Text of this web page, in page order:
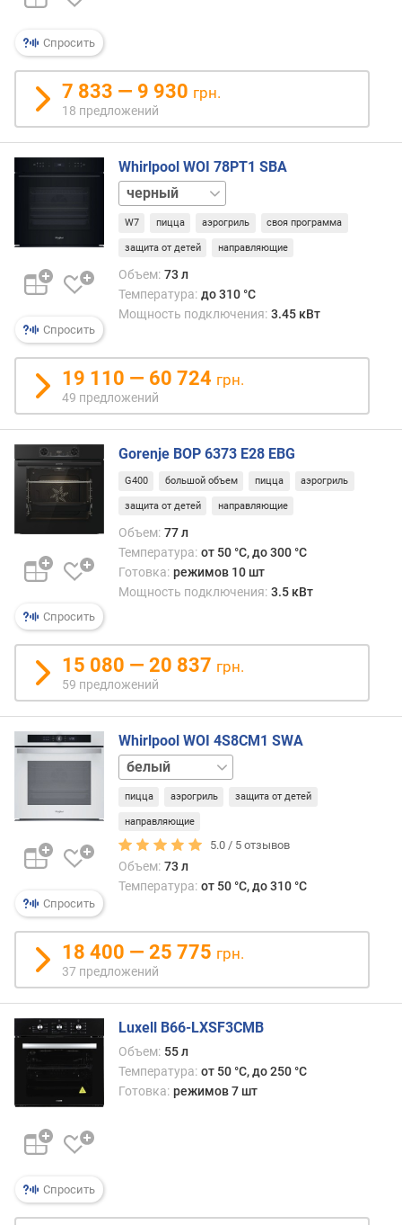
о
р
м
(
ш
т
)
-
в
с
т
к
д
в
е
ц
ы
к
а
с
с
э
н
е
г
о
т
е
е
н
и
я
м
о
щ
с
ь
п
д
к
Спросить
7 833 — 9 930 грн.
18 предложений
Спросить
Whirlpool WOI 78PT1 SBA
серый
W7 пицца аэрогриль своя программа
защита от детей направляющие
Объем: 73 л
Температура: до 310 °C
Мощность подключения: 3.45 кВт
19 110 — 60 724 грн.
49 предложений
Спросить
Gorenje BOP 6373 E28 EBG
G400 большой объем пицца аэрогриль
защита от детей направляющие
Объем: 77 л
Температура: от 50 °C, до 300 °C
Готовка: режимов 10 шт
Мощность подключения: 3.5 кВт
15 080 — 20 837 грн.
59 предложений
Спросить
Whirlpool WOI 4S8CM1 SWA
бежевый
нержавейка
черный
пицца аэрогриль защита от детей
направляющие
5.0 / 5 отзывов
Объем: 73 л
Температура: от 50 °C, до 310 °C
18 400 — 25 775 грн.
37 предложений
Спросить
Luxell B66-LXSF3CMB
Объем: 55 л
Температура: от 50 °C, до 250 °C
Готовка: режимов 7 шт